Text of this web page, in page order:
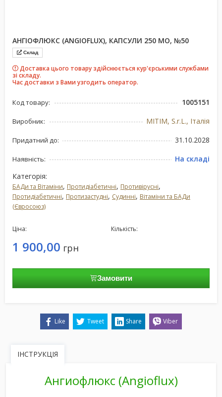
АНГІОФЛЮКС (ANGIOFLUX), КАПСУЛИ 250 МО, №50
Склад
Доставка цього товару здійснюється кур'єрськими службами
зі складу.
Час доставки з Вами узгодить оператор.
Код товару: 1005151
Виробник: MITIM, S.r.L., Італія
Придатний до: 31.10.2028
Наявність:
На складі
Категорія:
БАДи та Вітаміни, Протидіабетичні, Противірусні,
Протидіабетичні, Протизастудні, Судинні, Вітаміни та БАДи
(Євросоюз)
Ціна:
1 900,00 грн
Кількість:
Замовити
Like Tweet Share Viber
ІНСТРУКЦІЯ
Ангиофлюкс (Angioflux)